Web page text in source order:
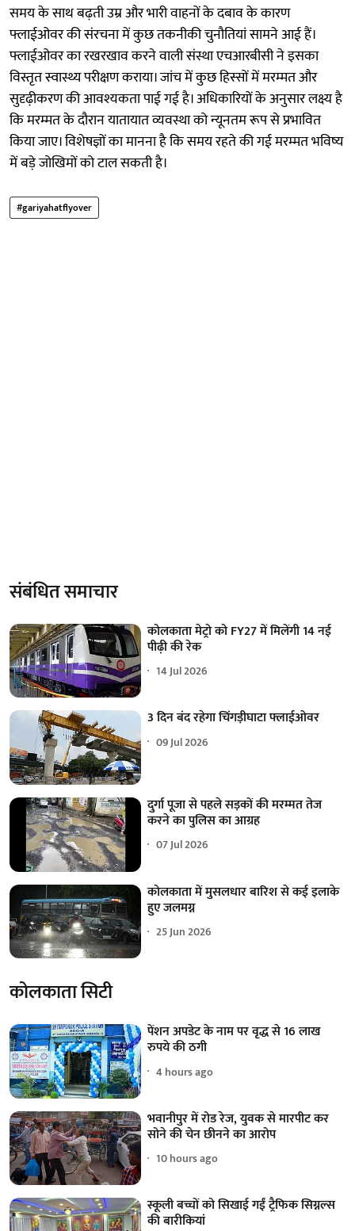
समय के साथ बढ़ती उम्र और भारी वाहनों के दबाव के कारण
फ्लाईओवर की संरचना में कुछ तकनीकी चुनौतियां सामने आई हैं।
फ्लाईओवर का रखरखाव करने वाली संस्था एचआरबीसी ने इसका
विस्तृत स्वास्थ्य परीक्षण कराया। जांच में कुछ हिस्सों में मरम्मत और
सुदृढ़ीकरण की आवश्यकता पाई गई है। अधिकारियों के अनुसार लक्ष्य है
कि मरम्मत के दौरान यातायात व्यवस्था को न्यूनतम रूप से प्रभावित
किया जाए। विशेषज्ञों का मानना है कि समय रहते की गई मरम्मत भविष्य
में बड़े जोखिमों को टाल सकती है।
#gariyahatflyover
संबंधित समाचार
कोलकाता मेट्रो को FY27 में मिलेंगी 14 नई
पीढ़ी की रेक
14 Jul 2026
3 दिन बंद रहेगा चिंगड़ीघाटा फ्लाईओवर
09 Jul 2026
दुर्गा पूजा से पहले सड़कों की मरम्मत तेज
करने का पुलिस का आग्रह
07 Jul 2026
कोलकाता में मुसलधार बारिश से कई इलाके
हुए जलमग्न
25 Jun 2026
कोलकाता सिटी
पेंशन अपडेट के नाम पर वृद्ध से 16 लाख
रुपये की ठगी
4 hours ago
भवानीपुर में रोड रेज, युवक से मारपीट कर
सोने की चेन छीनने का आरोप
10 hours ago
स्कूली बच्चों को सिखाई गईं ट्रैफिक सिग्नल्स
की बारीकियां